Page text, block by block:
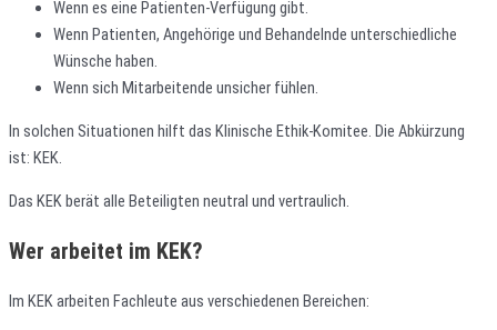
Wenn es eine Patienten-Verfügung gibt.
Wenn Patienten, Angehörige und Behandelnde unterschiedliche
Wünsche haben.
Wenn sich Mitarbeitende unsicher fühlen.
In solchen Situationen hilft das Klinische Ethik-Komitee. Die Abkürzung
ist: KEK.
Das KEK berät alle Beteiligten neutral und vertraulich.
Wer arbeitet im KEK?
Im KEK arbeiten Fachleute aus verschiedenen Bereichen: